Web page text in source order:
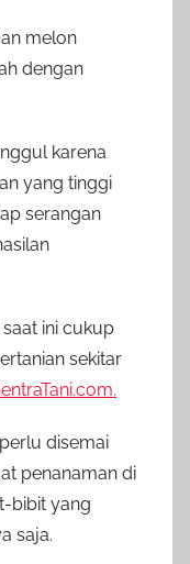
melon
dengan
karena
yang tinggi
serangan
ini cukup
sekitar
disemai
penanaman di
bibit yang
saja.